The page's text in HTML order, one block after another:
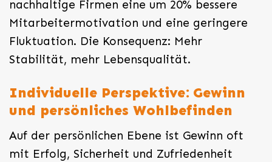
nachhaltige Firmen eine um 20% bessere
Mitarbeitermotivation und eine geringere
Fluktuation. Die Konsequenz: Mehr
Stabilität, mehr Lebensqualität.
Individuelle Perspektive: Gewinn
und persönliches Wohlbefinden
Auf der persönlichen Ebene ist Gewinn oft
mit Erfolg, Sicherheit und Zufriedenheit